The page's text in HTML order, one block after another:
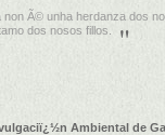
non Ã© unha herdanza dos
dos nosos fillos.
Ambiental de